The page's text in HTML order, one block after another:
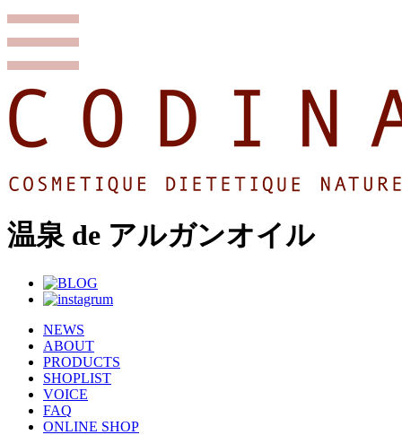
温泉 de アルガンオイル
NEWS
ABOUT
PRODUCTS
SHOPLIST
VOICE
FAQ
ONLINE SHOP